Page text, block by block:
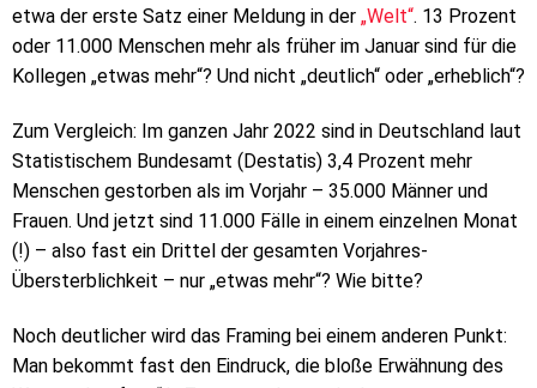
etwa der erste Satz einer Meldung in der „Welt“. 13 Prozent
oder 11.000 Menschen mehr als früher im Januar sind für die
Kollegen „etwas mehr“? Und nicht „deutlich“ oder „erheblich“?
Zum Vergleich: Im ganzen Jahr 2022 sind in Deutschland laut
Statistischem Bundesamt (Destatis) 3,4 Prozent mehr
Menschen gestorben als im Vorjahr – 35.000 Männer und
Frauen. Und jetzt sind 11.000 Fälle in einem einzelnen Monat
(!) – also fast ein Drittel der gesamten Vorjahres-
Übersterblichkeit – nur „etwas mehr“? Wie bitte?
Noch deutlicher wird das Framing bei einem anderen Punkt:
Man bekommt fast den Eindruck, die bloße Erwähnung des